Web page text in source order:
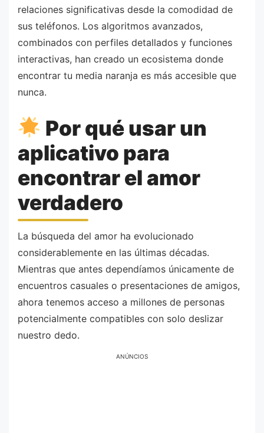
relaciones significativas desde la comodidad de
sus teléfonos. Los algoritmos avanzados,
combinados con perfiles detallados y funciones
interactivas, han creado un ecosistema donde
encontrar tu media naranja es más accesible que
nunca.
Por qué usar un
aplicativo para
encontrar el amor
verdadero
La búsqueda del amor ha evolucionado
considerablemente en las últimas décadas.
Mientras que antes dependíamos únicamente de
encuentros casuales o presentaciones de amigos,
ahora tenemos acceso a millones de personas
potencialmente compatibles con solo deslizar
nuestro dedo.
ANÚNCIOS